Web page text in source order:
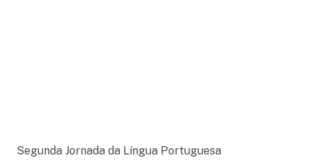
Segunda Jornada da Língua Portuguesa